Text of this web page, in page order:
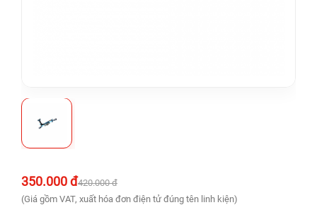
350.000 đ420.000 đ
(Giá gồm VAT, xuất hóa đơn điện tử đúng tên linh kiện)